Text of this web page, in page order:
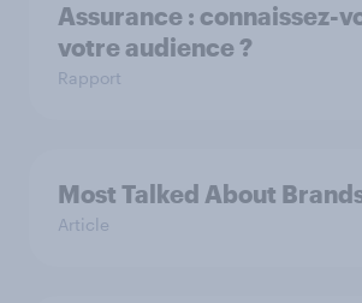
Assurance : connaissez-
votre audience ?
Rapport
Most Talked About
Article